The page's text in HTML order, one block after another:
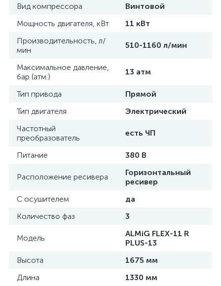
Вид компрессора
Винтовой
Мощность двигателя, кВт
11 кВт
Производительность, л/
мин
510-1160 л/мин
Максимальное давление,
бар (атм.)
13 атм
Тип привода
Прямой
Тип двигателя
Электрический
Частотный
преобразователь
есть ЧП
Питание 380 В
Расположение ресивера
Горизонтальный
ресивер
С осушителем
да
Количество фаз
3
Модель
ALMiG FLEX-11 R
PLUS-13
Высота
1675 мм
Длина
1330 мм